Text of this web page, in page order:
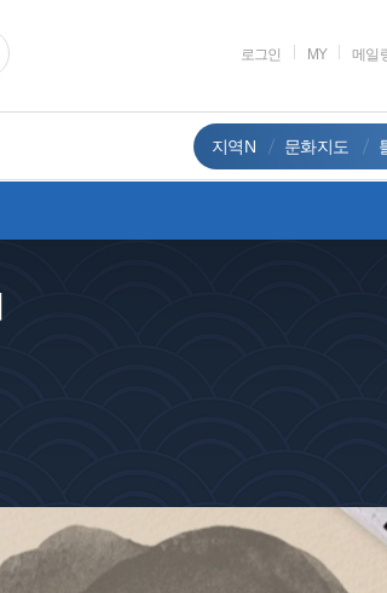
로그인 MY 메일
지역N 문화지도